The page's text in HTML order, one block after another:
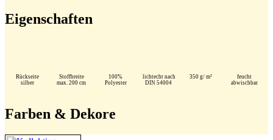
Eigenschaften
Rückseite
silber
Stoffbreite
max. 200 cm
100%
Polyester
lichtecht nach
DIN 54004
350 g/ m²
feucht
abwischbar
Farben & Dekore